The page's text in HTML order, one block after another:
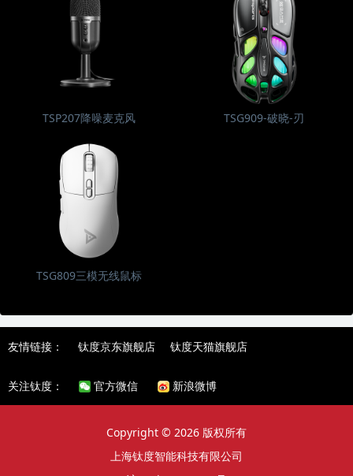
TSP207降噪麦克风 TSG909-破晓-刃
TSG809三模无线鼠标
友情链接： 钛度京东旗舰店 钛度天猫旗舰店
关注钛度： 官方微信 新浪微博
Copyright © 2026 版权所有
上海钛度智能科技有限公司